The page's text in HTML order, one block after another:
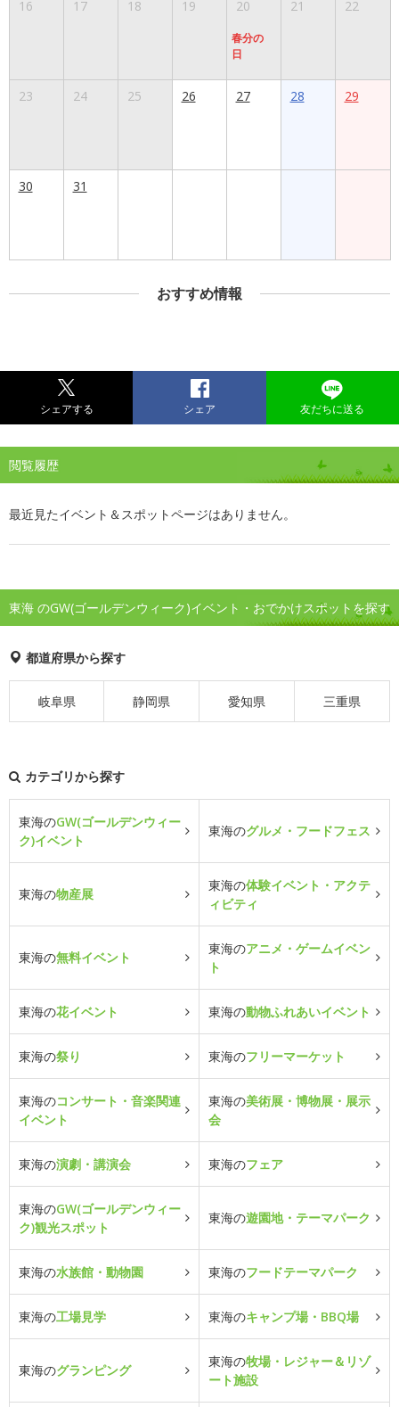
16 17 18 19 20
春分の
日
21 22
23 24 25 26 27 28 29
30 31
おすすめ情報
シェアする シェア 友だちに送る
閲覧履歴
最近見たイベント＆スポットページはありません。
東海 のGW(ゴールデンウィーク)イベント・おでかけスポットを探す
都道府県から探す
岐阜県 静岡県 愛知県 三重県
カテゴリから探す
東海のGW(ゴールデンウィー
ク)イベント
東海のグルメ・フードフェス
東海の物産展
東海の体験イベント・アクテ
ィビティ
東海の無料イベント
東海のアニメ・ゲームイベン
ト
東海の花イベント 東海の動物ふれあいイベント
東海の祭り 東海のフリーマーケット
東海のコンサート・音楽関連
イベント
東海の美術展・博物展・展示
会
東海の演劇・講演会 東海のフェア
東海のGW(ゴールデンウィー
ク)観光スポット
東海の遊園地・テーマパーク
東海の水族館・動物園 東海のフードテーマパーク
東海の工場見学 東海のキャンプ場・BBQ場
東海のグランピング
東海の牧場・レジャー＆リゾ
ート施設